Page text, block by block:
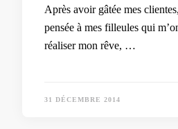
Après avoir gâtée mes
pensée à mes filleules qui
réaliser mon rêve, …
31 DÉCEMBRE 2014